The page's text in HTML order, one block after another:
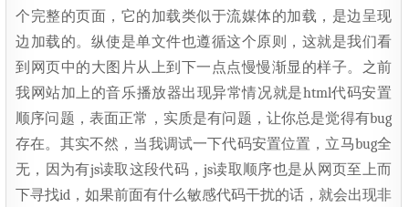
个完整的页面，它的加载类似于流媒体的加载，是边呈现
边加载的。纵使是单文件也遵循这个原则，这就是我们看
到网页中的大图片从上到下一点点慢慢渐显的样子。之前
我网站加上的音乐播放器出现异常情况就是html代码安置
顺序问题，表面正常，实质是有问题，让你总是觉得有bug
存在。其实不然，当我调试一下代码安置位置，立马bug全
无，因为有js读取这段代码，js读取顺序也是从网页至上而
下寻找id，如果前面有什么敏感代码干扰的话，就会出现非